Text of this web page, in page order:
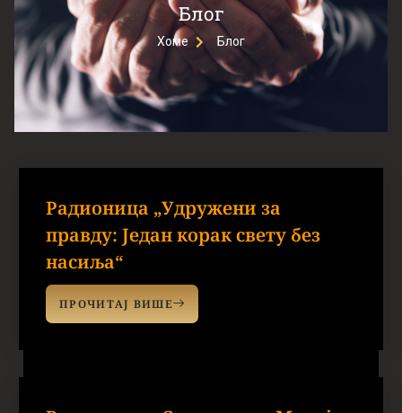
Блог
Хоме Блог
Радионица „Удружени за
правду: Један корак свету без
насиља“
ПРОЧИТАЈ ВИШЕ